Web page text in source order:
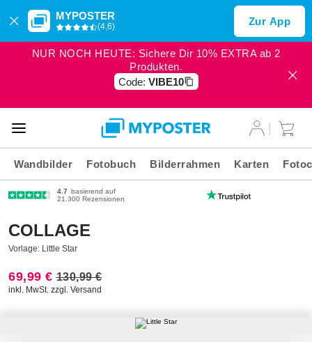
MYPOSTER
(4,6) Zur App
NUR NOCH HEUTE: Sichere Dir 10% EXTRA ab 2
Produkten.
Code: VIBE10
Wandbilder Fotobuch Bilderrahmen Karten
4.7 basierend auf
21.300 Rezensionen
COLLAGE
Vorlage: Little Star
69,99 € 130,99 €
inkl. MwSt. zzgl. Versand